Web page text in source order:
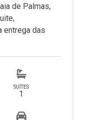
de Palmas,
entrega das
SUÍTES
1